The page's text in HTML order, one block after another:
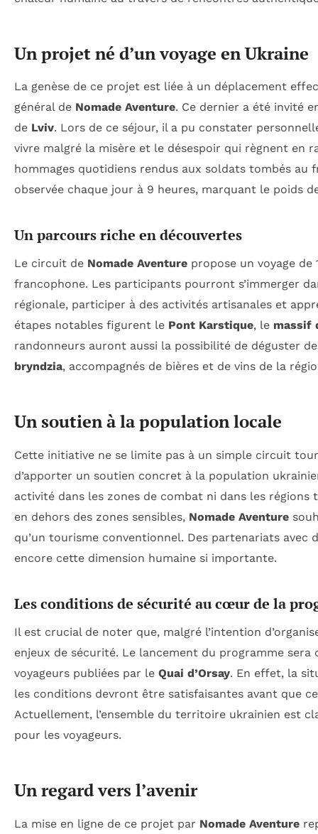
Un projet né d’un voyage en Ukraine
La genèse de ce projet est liée à un déplacement
général de Nomade Aventure. Ce dernier a été invité
de Lviv. Lors de ce séjour, il a pu constater
vivre malgré la misère et le désespoir qui règnent en
hommages quotidiens rendus aux soldats tombés
observée chaque jour à 9 heures, marquant le poids
Un parcours riche en découvertes
Le circuit de Nomade Aventure propose un voyage de
francophone. Les participants pourront s’immerger
régionale, participer à des activités artisanales et
étapes notables figurent le Pont Karstique, le massif
randonneurs auront aussi la possibilité de déguster
bryndzia, accompagnés de bières et de vins de la
Un soutien à la population locale
Cette initiative ne se limite pas à un simple circuit
d’apporter un soutien concret à la population
activité dans les zones de combat ni dans les
en dehors des zones sensibles, Nomade Aventure
qu’un tourisme conventionnel. Des partenariats
encore cette dimension humaine si importante.
Les conditions de sécurité au cœur de la
Il est crucial de noter que, malgré l’intention
enjeux de sécurité. Le lancement du programme
voyageurs publiées par le Quai d’Orsay. En effet, la
les conditions devront être satisfaisantes avant que
Actuellement, l’ensemble du territoire ukrainien est
pour les voyageurs.
Un regard vers l’avenir
La mise en ligne de ce projet par Nomade Aventure